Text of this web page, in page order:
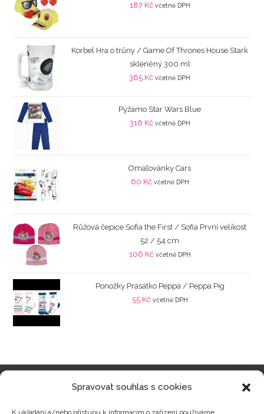
Spravovat souhlas s cookies
K ukládání a/nebo přístupu k informacím o zařízení používáme
187 Kč včetně DPH
Korbel Hra o trůny / Game Of Thrones House Stark
skleněný 300 ml
365 Kč včetně DPH
Pyžamo Star Wars Blue
316 Kč včetně DPH
Omalovánky Cars
60 Kč včetně DPH
Růžová čepice Sofia the First / Sofia První velikost
52 / 54 cm
106 Kč včetně DPH
Ponožky Prasátko Peppa / Peppa Pig
55 Kč včetně DPH